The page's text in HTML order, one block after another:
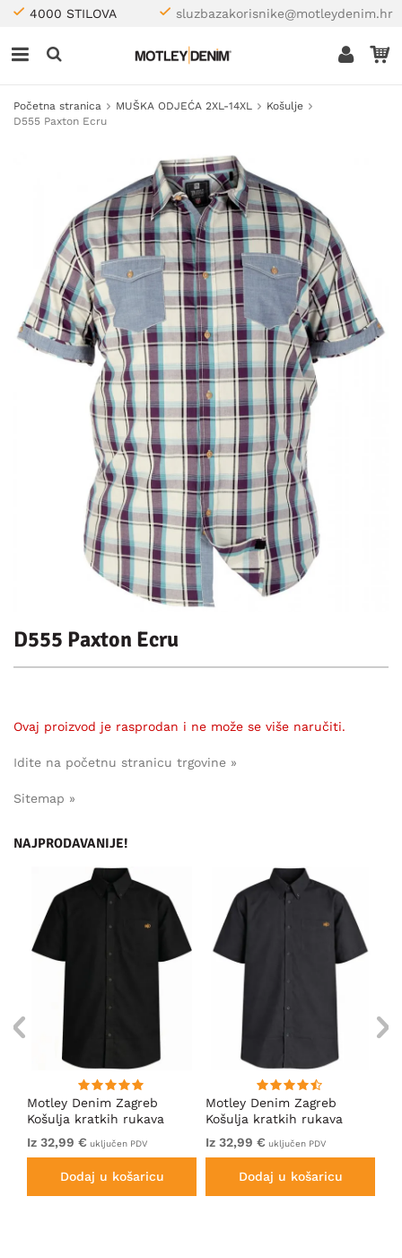
4000 STILOVA sluzbazakorisnike@motleydenim.hr
Početna stranica MUŠKA ODJEĆA 2XL-14XL
Košulje
D555 Paxton Ecru
D555 Paxton Ecru
Ovaj proizvod je rasprodan i ne može se više naručiti.
Idite na početnu stranicu trgovine »
Sitemap »
NAJPRODAVANIJE!
Motley Denim Zagreb
Košulja kratkih rukava
Crna
Iz 32,99 € uključen PDV
Dodaj u košaricu
Motley Denim Zagreb
Košulja kratkih rukava
Antracit
Iz 32,99 € uključen PDV
Dodaj u košaricu